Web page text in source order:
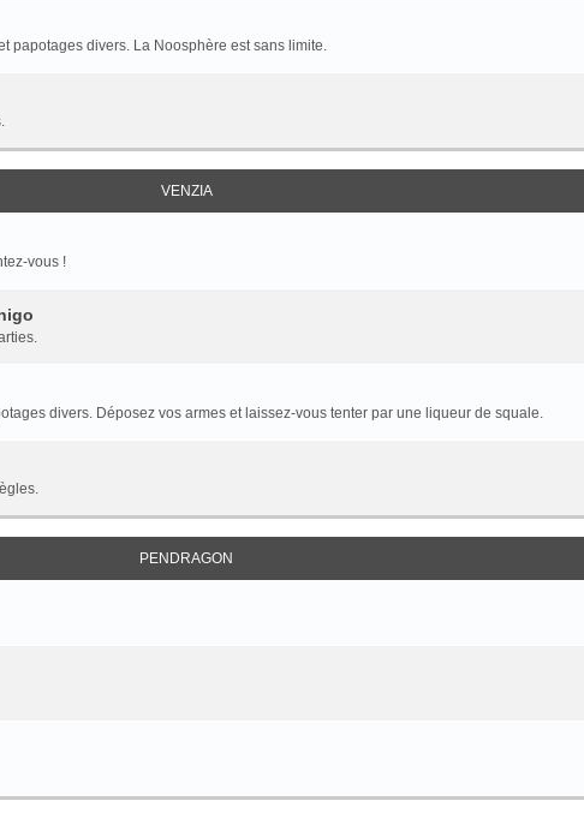
papotages divers. La Noosphère est sans limite.
VENZIA
vous !
divers. Déposez vos armes et laissez-vous tenter par une liqueur de squale.
PENDRAGON